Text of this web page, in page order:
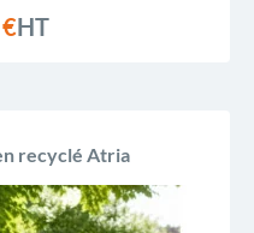
HT
recyclé Atria